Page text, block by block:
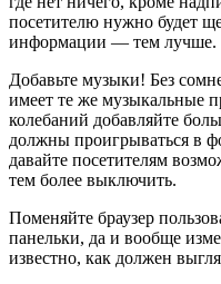
посетителю нужно будет
информации — тем лучше.
Добавьте музыки! Без
имеет те же музыкальные
колебаний добавляйте
должны проигрываться в
давайте посетителям
тем более выключить.
Поменяйте браузер
панельки, да и вообще
известно, как должен